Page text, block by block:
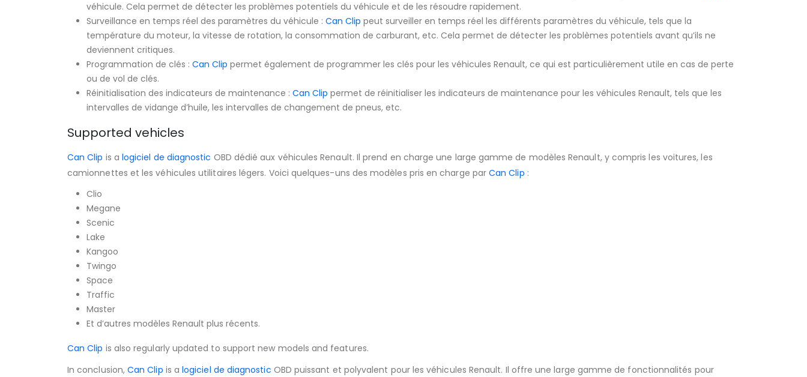
véhicule. Cela permet de détecter les problèmes potentiels du véhicule et de les résoudre rapidement.
Surveillance en temps réel des paramètres du véhicule : Can Clip peut surveiller en temps réel les différents paramètres du véhicule, tels que la
température du moteur, la vitesse de rotation, la consommation de carburant, etc. Cela permet de détecter les problèmes potentiels avant qu’ils ne
deviennent critiques.
Programmation de clés : Can Clip permet également de programmer les clés pour les véhicules Renault, ce qui est particulièrement utile en cas de perte
ou de vol de clés.
Réinitialisation des indicateurs de maintenance : Can Clip permet de réinitialiser les indicateurs de maintenance pour les véhicules Renault, tels que les
intervalles de vidange d’huile, les intervalles de changement de pneus, etc.
Supported vehicles
Can Clip is a logiciel de diagnostic OBD dédié aux véhicules Renault. Il prend en charge une large gamme de modèles Renault, y compris les voitures, les
camionnettes et les véhicules utilitaires légers. Voici quelques-uns des modèles pris en charge parCan Clip :
Clio
Megane
Scenic
Lake
Kangoo
Twingo
Space
Traffic
Master
Et d’autres modèles Renault plus récents.
Can Clip is also regularly updated to support new models and features.
In conclusion,Can Clip is alogiciel de diagnostic OBD puissant et polyvalent pour les véhicules Renault. Il offre une large gamme de fonctionnalités pour